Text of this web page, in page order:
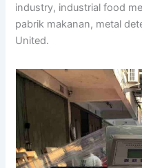
industry, industrial food
pabrik makanan, metal
United.